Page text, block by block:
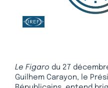
Le Figaro du 27
Guilhem Carayon, le